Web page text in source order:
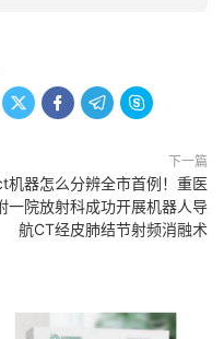
   
下一篇
机器怎么分辨全市首例！重医
一院放射科成功开展机器人导
航CT经皮肺结节射频消融术